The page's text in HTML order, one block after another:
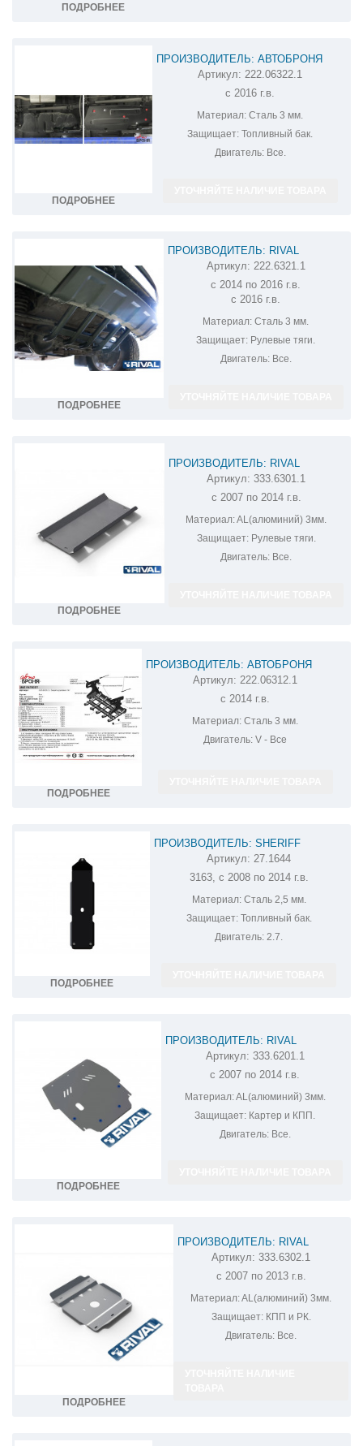
ПОДРОБНЕЕ
ПОДРОБНЕЕ
ПРОИЗВОДИТЕЛЬ: АВТОБРОНЯ
ЗАЩИТА ТОПЛИВНОГО БАКА UAZ
PATRIOT 222.06322.1
Артикул: 222.06322.1
с 2016 г.в.
Материал: Сталь 3 мм.
Защищает: Топливный бак.
Двигатель:Все.
ПОДРОБНЕЕ
ПРОИЗВОДИТЕЛЬ: RIVAL
ЗАЩИТА РУЛЕВЫХ ТЯГ UAZ PATRIOT
222.6321.1
Артикул: 222.6321.1
с 2014 по 2016 г.в.
с 2016 г.в.
Материал: Сталь 3 мм.
Защищает: Рулевые тяги.
Двигатель:Все.
ПОДРОБНЕЕ
ПРОИЗВОДИТЕЛЬ: RIVAL
ЗАЩИТА РУЛЕВЫХ ТЯГ УАЗ PATRIOT
333.6301.1
Артикул: 333.6301.1
с 2007 по 2014 г.в.
Материал:AL(алюминий) 3мм.
Защищает:Рулевые тяги.
Двигатель: Все.
ПОДРОБНЕЕ
ПРОИЗВОДИТЕЛЬ: АВТОБРОНЯ
ЗАЩИТА РУЛЕВЫХ ТЯГ УСИЛЕННАЯ UAZ
PATRIOT 222.06312.1
Артикул: 222.06312.1
с 2014 г.в.
Материал: Сталь 3 мм.
Двигатель: V - Все
ПОДРОБНЕЕ
ПРОИЗВОДИТЕЛЬ: SHERIFF
ЗАЩИТА ТОПЛИВНОГО БАКА ДЛЯ УАЗ
ПАТРИОТ 27.1644
Артикул: 27.1644
3163, с 2008 по 2014 г.в.
Материал:Сталь 2,5 мм.
Защищает:Топливный бак.
Двигатель: 2.7.
ПОДРОБНЕЕ
ПРОИЗВОДИТЕЛЬ: RIVAL
ЗАЩИТА КАРТЕРА И КПП УАЗ PATRIOT
333.6201.1
Артикул: 333.6201.1
с 2007 по 2014 г.в.
Материал:AL(алюминий) 3мм.
Защищает: Картер и КПП.
Двигатель:Все.
ПОДРОБНЕЕ
ПРОИЗВОДИТЕЛЬ: RIVAL
ЗАЩИТА КПП И РК УАЗ PATRIOT
333.6302.1
Артикул: 333.6302.1
с 2007 по 2013 г.в.
Материал:AL(алюминий) 3мм.
Защищает:КПП и РК.
Двигатель: Все.